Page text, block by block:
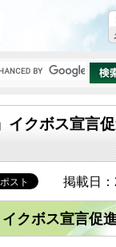
イクボス宣言
掲載日：
イクボス宣言促